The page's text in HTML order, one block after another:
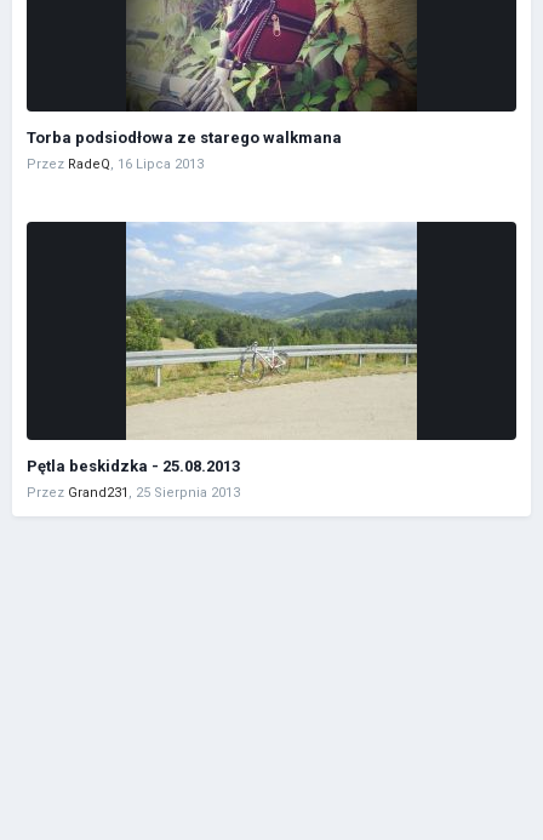
Torba podsiodłowa ze starego walkmana
Przez RadeQ, 16 Lipca 2013
Pętla beskidzka - 25.08.2013
Przez Grand231 25 Sierpnia 2013